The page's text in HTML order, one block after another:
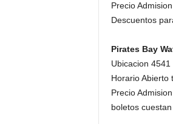
Precio
Descuentos
Pirates Bay
Ubicacion
Horario Abierto
Precio
boletos